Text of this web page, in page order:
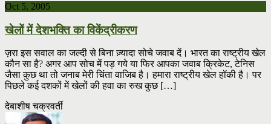
Oct 5, 2005
खेलों में देशभक्ति का विकेंद्रीकरण
ज़रा इस सवाल का जल्दी से बिना ज़्यादा सोचे जवाब दें। भारत का राष्ट्रीय खेल
कौन सा है? अगर आप सोच में पड़ गये या फिर आपका जवाब क्रिकेट, टेनिस
जैसा कुछ था तो जनाब मेरी चिंता वाजिब है। हमारा राष्ट्रीय खेल हॉकी है। पर
पिछले कई दशकों में खेलों की हवा का रुख कुछ […]
देबाशीष चक्रवर्ती